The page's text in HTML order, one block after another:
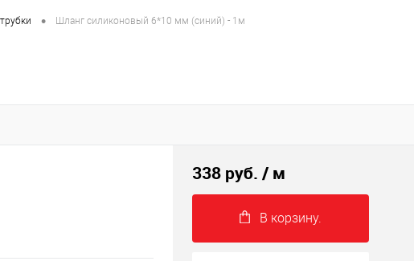
• Шланг силиконовый 6*10 мм (синий) - 1м
338 руб. / м
В корзину.